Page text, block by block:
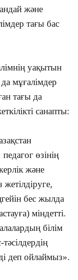
және
тағы бас
уақытын
мұғалімдер
тағы да
санапты:
өзінің
және
бес жылда
міндетті.
білім
деп ойлаймыз».